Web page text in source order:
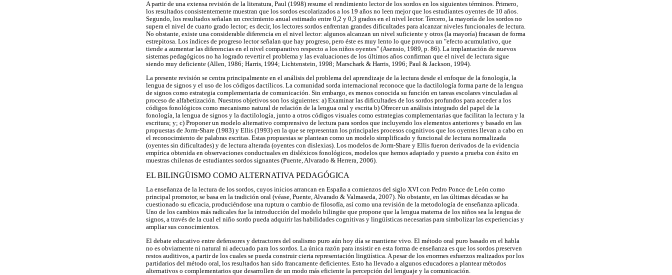
A partir de una extensa revisión de la literatura, Paul (1998) resume el rendimiento lector de los sordos en los siguientes términos. Primero,
los resultados consistentemente muestran que los sordos escolarizados a los 19 años no leen mejor que los estudiantes oyentes de 10 años.
Segundo, los resultados señalan un crecimiento anual estimado entre 0,2 y 0,3 grados en el nivel lector. Tercero, la mayoría de los sordos no
supera el nivel de cuarto grado lector; es decir, los lectores sordos enfrentan grandes dificultades para alcanzar niveles funcionales de lectura.
No obstante, existe una considerable diferencia en el nivel lector: algunos alcanzan un nivel suficiente y otros (la mayoría) fracasan de forma
estrepitosa. Los índices de progreso lector señalan que hay progreso, pero éste es muy lento lo que provoca un "efecto acumulativo, que
tiende a aumentar las diferencias en el nivel comparativo respecto a los niños oyentes" (Asensio, 1989, p. 86). La implantación de nuevos
sistemas pedagógicos no ha logrado revertir el problema y las evaluaciones de los últimos años confirman que el nivel de lectura sigue
siendo muy deficiente (Allen, 1986; Harris, 1994; Lichtenstein, 1998; Marschark & Harris, 1996; Paul & Jackson, 1994).
La presente revisión se centra principalmente en el análisis del problema del aprendizaje de la lectura desde el enfoque de la fonología, la
lengua de signos y el uso de los códigos dactílicos. La comunidad sorda internacional reconoce que la dactilología forma parte de la lengua
de signos como estrategia complementaria de comunicación. Sin embargo, es menos conocida su función en tareas escolares vinculadas al
proceso de alfabetización. Nuestros objetivos son los siguientes: a) Examinar las dificultades de los sordos profundos para acceder a los
códigos fonológicos como mecanismo natural de relación de la lengua oral y escrita b) Ofrecer un análisis integrado del papel de la
fonología, la lengua de signos y la dactilología, junto a otros códigos visuales como estrategias complementarias que facilitan la lectura y la
escritura; y; c) Proponer un modelo alternativo comprensivo de lectura para sordos que incluyendo los elementos anteriores y basado en las
propuestas de Jorm-Share (1983) y Ellis (1993) en la que se representan los principales procesos cognitivos que los oyentes llevan a cabo en
el reconocimiento de palabras escritas. Estas propuestas se plantean como un modelo simplificado y funcional de lectura normalizada
(oyentes sin dificultades) y de lectura alterada (oyentes con dislexias). Los modelos de Jorm-Share y Ellis fueron derivados de la evidencia
empírica obtenida en observaciones conductuales en disléxicos fonológicos, modelos que hemos adaptado y puesto a prueba con éxito en
muestras chilenas de estudiantes sordos signantes (Puente, Alvarado & Herrera, 2006).
EL BILINGÜISMO COMO ALTERNATIVA PEDAGÓGICA
La enseñanza de la lectura de los sordos, cuyos inicios arrancan en España a comienzos del siglo XVI con Pedro Ponce de León como
principal promotor, se basa en la tradición oral (véase, Puente, Alvarado & Valmaseda, 2007). No obstante, en las últimas décadas se ha
cuestionado su eficacia, produciéndose una ruptura o cambio de filosofía, así como una revisión de la metodología de enseñanza aplicada.
Uno de los cambios más radicales fue la introducción del modelo bilingüe que propone que la lengua materna de los niños sea la lengua de
signos, a través de la cual el niño sordo pueda adquirir las habilidades cognitivas y lingüísticas necesarias para simbolizar las experiencias y
ampliar sus conocimientos.
El debate educativo entre defensores y detractores del oralismo puro aún hoy día se mantiene vivo. El método oral puro basado en el habla
no es obviamente ni natural ni adecuado para los sordos. La única razón para insistir en esta forma de enseñanza es que los sordos preserven
restos auditivos, a partir de los cuales se pueda construir cierta representación lingüística. A pesar de los enormes esfuerzos realizados por los
partidarios del método oral, los resultados han sido francamente deficientes. Esto ha llevado a algunos educadores a plantear métodos
alternativos o complementarios que desarrollen de un modo más eficiente la percepción del lenguaje y la comunicación.